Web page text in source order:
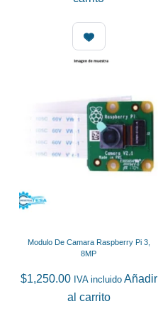
Modulo De Camara Raspberry Pi 3,
8MP
$1,250.00 IVA incluido Añadir
al carrito